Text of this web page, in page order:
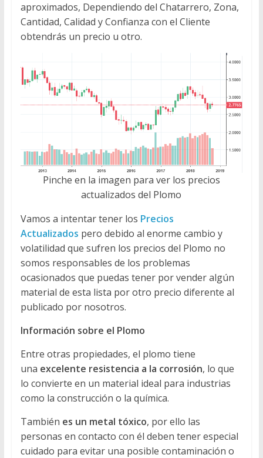
aproximados, Dependiendo del Chatarrero, Zona,
Cantidad, Calidad y Confianza con el Cliente
obtendrás un precio u otro.
Pinche en la imagen para ver los precios
actualizados del Plomo
Vamos a intentar tener los Precios
Actualizados pero debido al enorme cambio y
volatilidad que sufren los precios del Plomo no
somos responsables de los problemas
ocasionados que puedas tener por vender algún
material de esta lista por otro precio diferente al
publicado por nosotros.
Información sobre el Plomo
Entre otras propiedades, el plomo tiene
una excelente resistencia a la corrosión, lo que
lo convierte en un material ideal para industrias
como la construcción o la química.
También es un metal tóxico, por ello las
personas en contacto con él deben tener especial
cuidado para evitar una posible contaminación o